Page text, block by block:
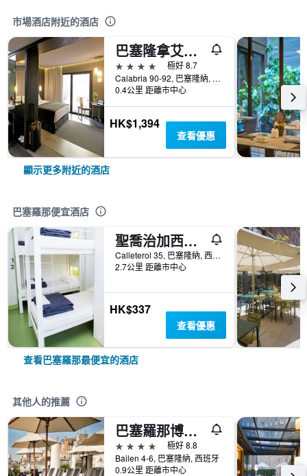
市場酒店附近的酒店
巴塞隆拿艾克賽爾二號酒店 - 巴塞隆拿
4星級
極好 8.7
Calabria 90-92, 巴塞隆納, 西班牙
0.4公里 距離市中心
HK$1,394
查看優惠
顯示更多附近的酒店
巴塞羅那便宜酒店
聖喬治加西亞青年旅舍
Calleterol 35, 巴塞隆納, 西班牙
2.7公里 距離市中心
HK$337
查看優惠
查看巴塞羅那最便宜的酒店
其他人的推薦
巴塞羅那博迪姆nh酒店
4星級
極好 8.8
Bailen 4-6, 巴塞隆納, 西班牙
0.9公里 距離市中心